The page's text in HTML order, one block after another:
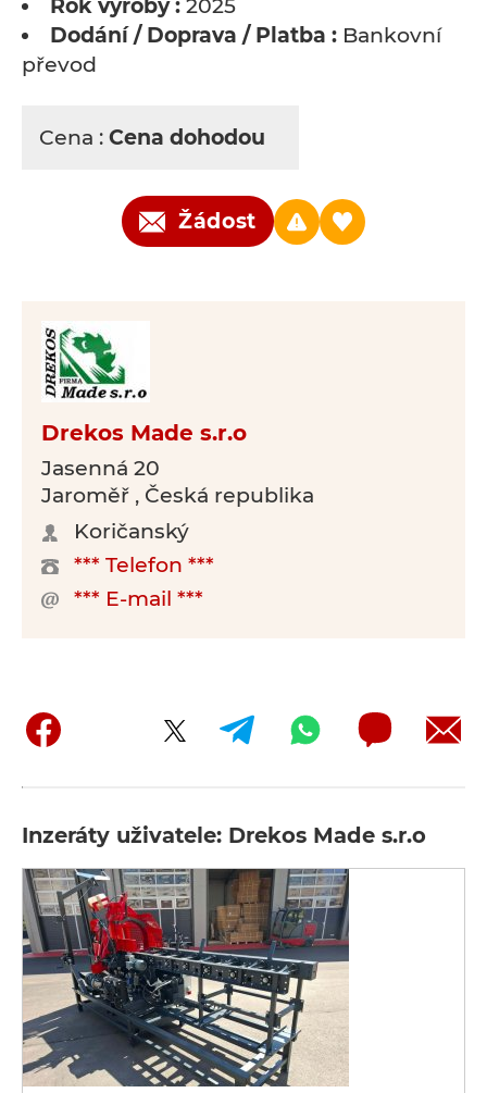
Rok výroby : 2025
Dodání / Doprava / Platba : Bankovní
převod
Cena : Cena dohodou
Žádost
Drekos Made s.r.o
Jasenná 20
Jaroměř , Česká republika
Koričanský
*** Telefon ***
*** E-mail ***
Inzeráty uživatele: Drekos Made s.r.o